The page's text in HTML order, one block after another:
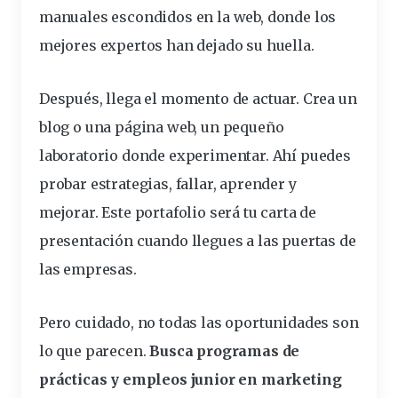
manuales escondidos en la web, donde los
mejores expertos han dejado su huella.
Después, llega el momento de actuar. Crea un
blog o una página web, un pequeño
laboratorio donde experimentar. Ahí puedes
probar estrategias, fallar, aprender y
mejorar. Este portafolio será tu carta de
presentación cuando llegues a las puertas de
las empresas.
Pero cuidado, no todas las oportunidades son
lo que parecen.Busca programas de
prácticas y empleos junior en marketing